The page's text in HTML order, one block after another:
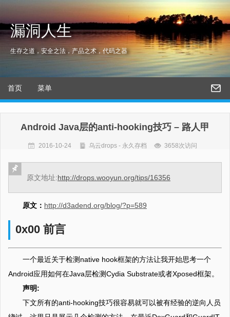
漏洞人生
生存之道，安全之法，产品之术，代码之器
首页 菜单
Android Java层的anti-hooking技巧 – 路人甲
2016-10-24 乌云drops - 永久存档 3658次访问
原文地址:http://drops.wooyun.org/tips/16356
原文： http://d3adend.org/blog/?p=589
0x00 前言
一个最近关于检测native hook框架的方法让我开始思考一个
Android应用如何在Java层检测Cydia Substrate或者Xposed框架。
声明:
下文所有的anti-hooking技巧很容易就可以被有经验的逆向人员